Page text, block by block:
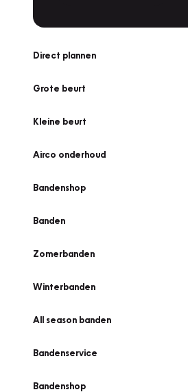
Direct plannen
Grote beurt
Kleine beurt
Airco onderhoud
Bandenshop
Banden
Zomerbanden
Winterbanden
All season banden
Bandenservice
Bandenshop